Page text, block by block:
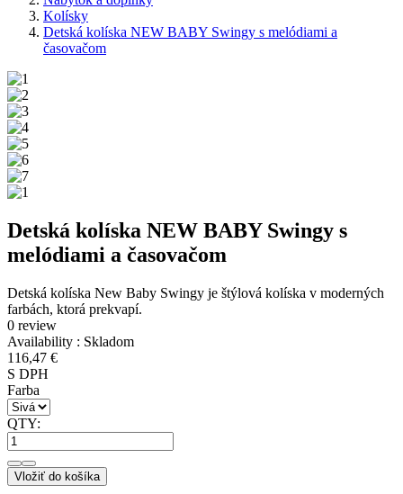
Kolísky
Detská kolíska NEW BABY Swingy s melódiami a
časovačom
Detská kolíska NEW BABY Swingy s
melódiami a časovačom
Detská kolíska New Baby Swingy je štýlová kolíska v moderných
farbách, ktorá prekvapí.
0 review
Availability : Skladom
116,47 €
S DPH
Farba
QTY:
Vložiť do košíka